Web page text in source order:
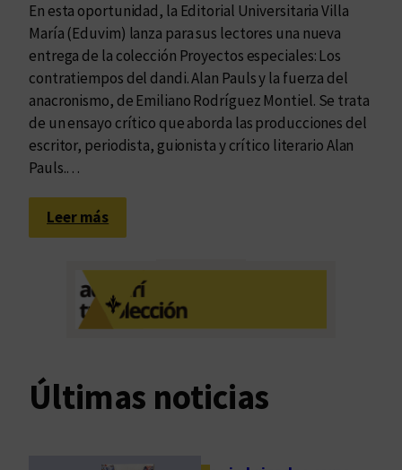
En esta oportunidad, la Editorial Universitaria Villa
María (Eduvim) lanza para sus lectores una nueva
entrega de la colección Proyectos especiales: Los
contratiempos del dandi. Alan Pauls y la fuerza del
anacronismo, de Emiliano Rodríguez Montiel. Se trata
de un ensayo crítico que aborda las producciones del
escritor, periodista, guionista y crítico literario Alan
Pauls.…
Leer más:
V
t
i
l
a
Últimas noticias